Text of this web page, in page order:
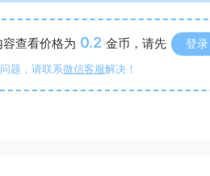
容查看价格为 0.2 金币，请先 登录
题，请联系微信客服解决！